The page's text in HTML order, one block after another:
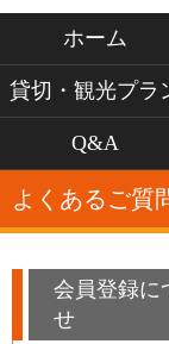
ホーム
貸切・観光プラ
Q&A
よくあるご質
会員登録に
せ